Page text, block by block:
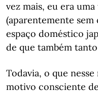
vez mais, eu era
(aparentemente sem
espaço doméstico
de que também
Todavia, o que
motivo consciente